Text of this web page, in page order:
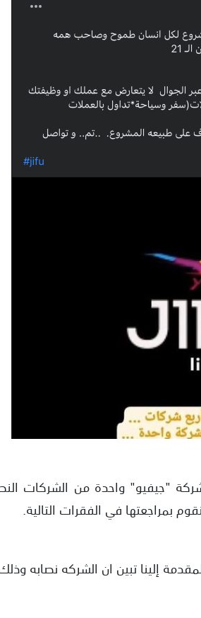
"جيفيو" واحدة من الشركات
بمراجعتها في الفقرات التالية.
إلينا تبين ان الشركه نصابه